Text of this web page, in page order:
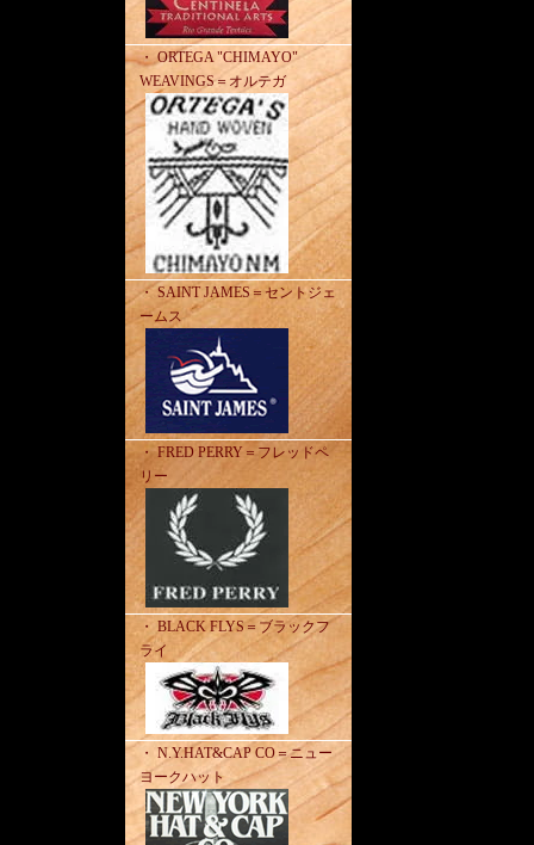
・ ORTEGA "CHIMAYO"
WEAVINGS＝オルテガ
・ SAINT JAMES＝セントジェ
ームス
・ FRED PERRY＝フレッドペ
リー
・ BLACK FLYS＝ブラックフ
ライ
・ N.Y.HAT&CAP CO＝ニュー
ヨークハット